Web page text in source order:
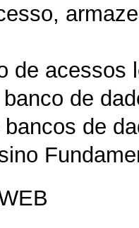
de acessos
de
de